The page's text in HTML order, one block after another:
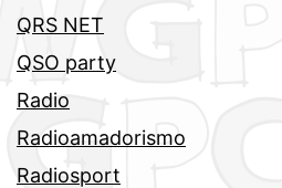
QRS NET
QSO party
Radio
Radioamadorismo
Radiosport